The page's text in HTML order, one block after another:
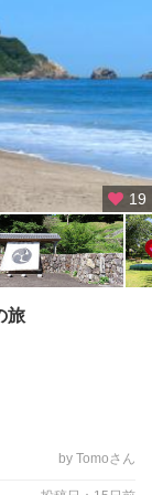
19
旅
by Tomoさん